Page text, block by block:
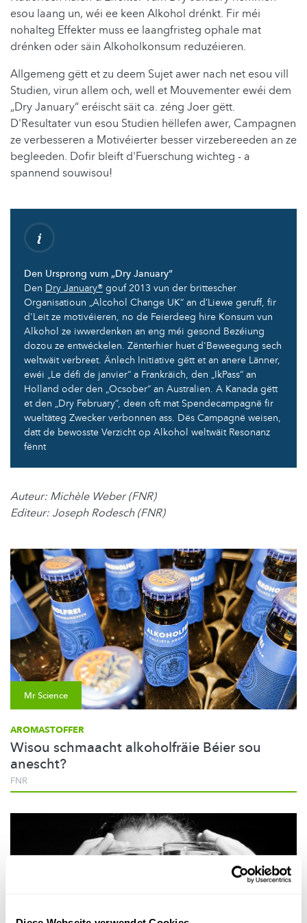
esou laang un, wéi ee keen Alkohol drénkt. Fir méi
nohalteg Effekter muss ee laangfristeg ophale mat
drénken oder säin Alkoholkonsum reduzéieren.
Allgemeng gëtt et zu deem Sujet awer nach net esou vill
Studien, virun allem och, well et Mouvementer ewéi dem
„Dry January“ eréischt säit ca. zéng Joer gëtt.
D'Resultater vun esou Studien hëllefen awer, Campagnen
ze verbesseren a Motivéierter besser virzebereeden an ze
begleeden. Dofir bleift d'Fuerschung wichteg - a
spannend souwisou!
Den Ursprong vum „Dry January“
Den Dry January® gouf 2013 vun der brittescher
Organisatioun „Alcohol Change UK“ an d’Liewe geruff, fir
d'Leit ze motivéieren, no de Feierdeeg hire Konsum vun
Alkohol ze iwwerdenken an eng méi gesond Bezéiung
dozou ze entwéckelen. Zënterhier huet d'Beweegung sech
weltwäit verbreet. Änlech Initiative gëtt et an anere Länner,
ewéi „Le défi de janvier“ a Frankräich, den „IkPass“ an
Holland oder den „Ocsober“ an Australien. A Kanada gëtt
et den „Dry February“, deen oft mat Spendecampagnë fir
wueltäteg Zwecker verbonnen ass. Dës Campagnë weisen,
datt de bewosste Verzicht op Alkohol weltwäit Resonanz
fënnt
Auteur: Michèle Weber (FNR)
Editeur: Joseph Rodesch (FNR)
Mr Science
AROMASTOFFER
Wisou schmaacht alkoholfräie Béier sou
anescht?
FNR